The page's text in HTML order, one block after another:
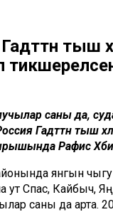
тыш
саны да,
Гадәттән тыш
Рафис
янгын
ут Спас, Кайбыч,
саны да